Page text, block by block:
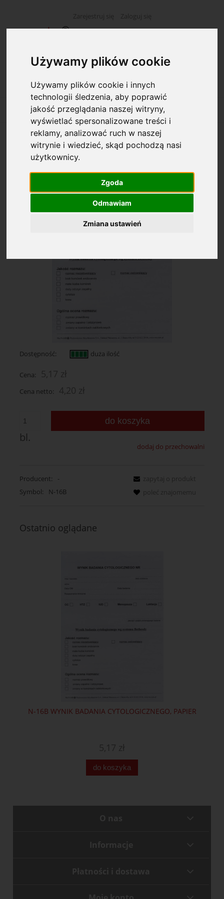
Używamy plików cookie
Używamy plików cookie i innych
technologii śledzenia, aby poprawić
jakość przeglądania naszej witryny,
wyświetlać spersonalizowane treści i
reklamy, analizować ruch w naszej
witrynie i wiedzieć, skąd pochodzą nasi
użytkownicy.
Zgoda
Odmawiam
Zmiana ustawień
N-16b Wynik badania cytologicznego,
papier
Dostępność: duża ilość
Cena:
Cena netto:
bl.
do koszyka
dodaj do przechowalni
Producent:
-
Symbol:
N-16B
Ostatnio oglądane
N-16B WYNIK BADANIA CYTOLOGICZNEGO, PAPIER
do koszyka